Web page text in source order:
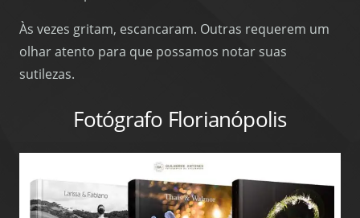
Às vezes gritam, escancaram. Outras requerem um
olhar atento para que possamos notar suas
sutilezas.
Fotógrafo Florianópolis